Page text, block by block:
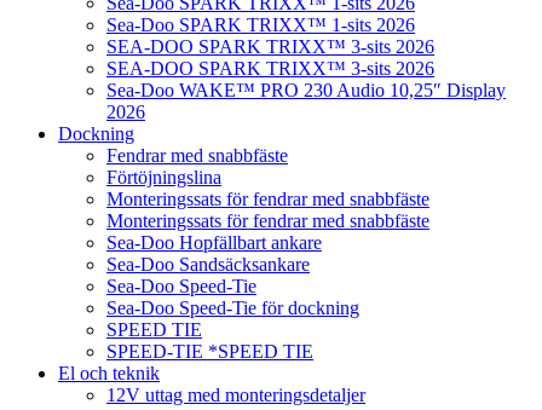
Sea-Doo SPARK TRIXX™ 1-sits 2026
SEA-DOO SPARK TRIXX™ 3-sits 2026
SEA-DOO SPARK TRIXX™ 3-sits 2026
Sea-Doo WAKE™ PRO 230 Audio 10,25″ Display
2026
Dockning
Fendrar med snabbfäste
Förtöjningslina
Monteringssats för fendrar med snabbfäste
Monteringssats för fendrar med snabbfäste
Sea-Doo Hopfällbart ankare
Sea-Doo Sandsäcksankare
Sea-Doo Speed-Tie
Sea-Doo Speed-Tie för dockning
SPEED TIE
SPEED-TIE *SPEED TIE
El och teknik
12V uttag med monteringsdetaljer